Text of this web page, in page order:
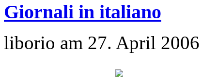
Giornali in italiano
liborio am 27. April 2006